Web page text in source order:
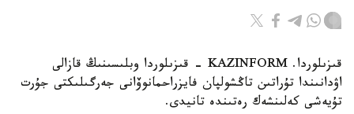
قىزىلوردا. KAZINFORM - قىزىلوردا وبلىسىنىڭ قازالى
اۋدانىندا تۇراتىن تاڭشولپان فايزراحمانوۆانى جەرگىلىكتى جۇرت
تۇيەشى كەلىنشەك رەتىندە تانيدى.